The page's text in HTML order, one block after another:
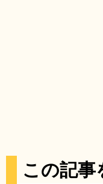
この記事